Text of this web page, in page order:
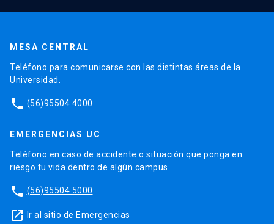
MESA CENTRAL
Teléfono para comunicarse con las distintas áreas de la
Universidad.
phone (56)95504 4000
EMERGENCIAS UC
Teléfono en caso de accidente o situación que ponga en
riesgo tu vida dentro de algún campus.
phone (56)95504 5000
launch Ir al sitio de Emergencias